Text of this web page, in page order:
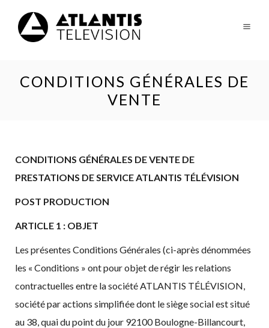
CONDITIONS GÉNÉRALES DE
VENTE
CONDITIONS GÉNÉRALES DE VENTE DE
PRESTATIONS DE SERVICE ATLANTIS TÉLÉVISION
POST PRODUCTION
ARTICLE 1 : OBJET
Les présentes Conditions Générales (ci-après dénommées
les « Conditions » ont pour objet de régir les relations
contractuelles entre la société ATLANTIS TÉLÉVISION,
société par actions simplifiée dont le siège social est situé
au 38, quai du point du jour 92100 Boulogne-Billancourt,